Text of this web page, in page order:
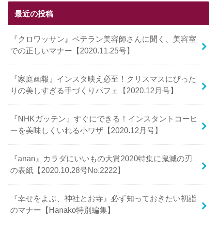
最近の投稿
『クロワッサン』ベテラン美容師さんに聞く、美容室
での正しいマナー【2020.11.25号】
『家庭画報』インスタ映え必至！クリスマスにぴった
りの美しすぎる手づくりパフェ【2020.12月号】
『NHKガッテン』すぐにできる！インスタントコーヒ
ーを美味しくいれる小ワザ【2020.12月号】
『anan』カラダにいいもの大賞2020特集に鬼滅の刃
の表紙【2020.10.28号No.2222】
『幸せをよぶ、神社とお寺』必ず知っておきたい初詣
のマナー【Hanako特別編集】